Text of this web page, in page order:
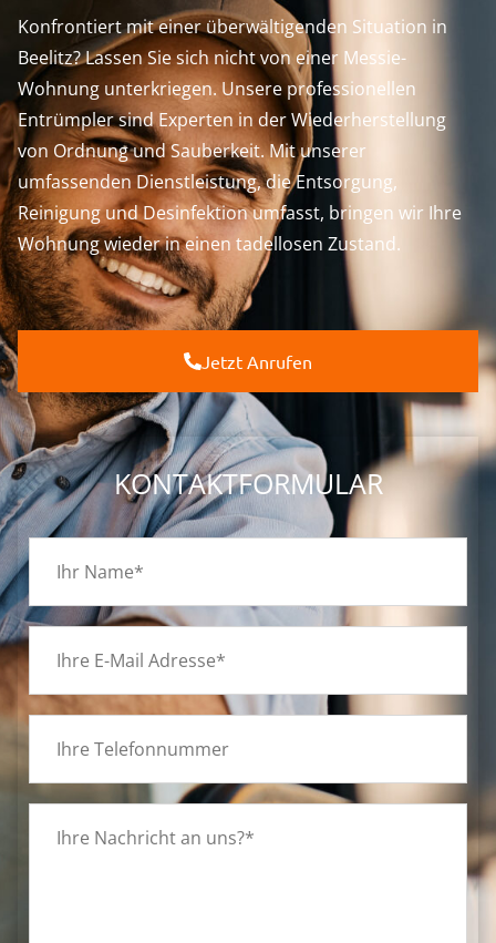
Konfrontiert mit einer überwältigenden Situation in
Beelitz? Lassen Sie sich nicht von einer Messie-
Wohnung unterkriegen. Unsere professionellen
Entrümpler sind Experten in der Wiederherstellung
von Ordnung und Sauberkeit. Mit unserer
umfassenden Dienstleistung, die Entsorgung,
Reinigung und Desinfektion umfasst, bringen wir Ihre
Wohnung wieder in einen tadellosen Zustand.
Jetzt Anrufen
KONTAKTFORMULAR